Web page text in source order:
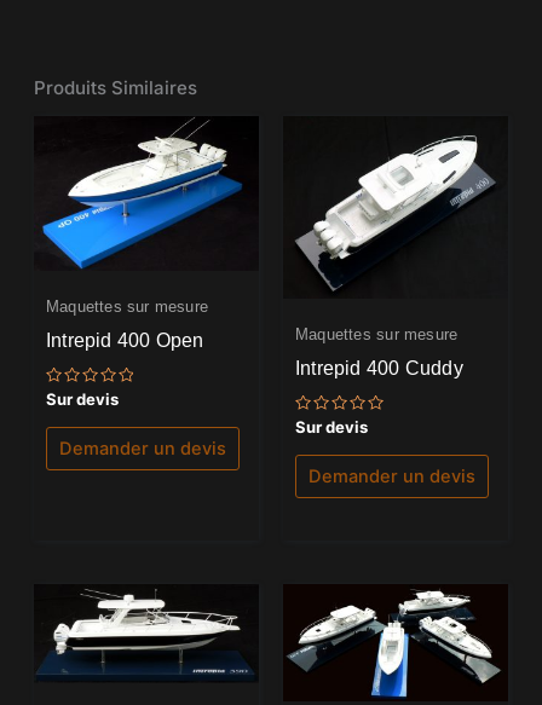
Produits Similaires
Maquettes sur mesure
Intrepid 400 Open
Note
0
sur
Sur devis
Demander un devis
Maquettes sur mesure
Intrepid 400 Cuddy
Note
0
sur
Sur devis
Demander un devis